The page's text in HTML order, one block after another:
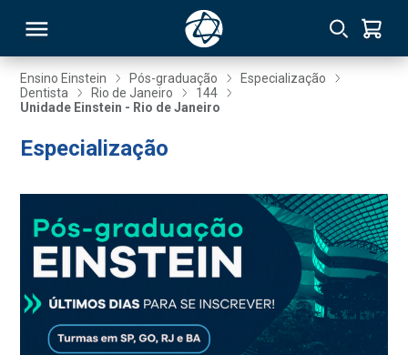
Ensino Einstein Pós-graduação
Especialização
Dentista
Rio de Janeiro
144
Unidade Einstein - Rio de Janeiro
Especialização